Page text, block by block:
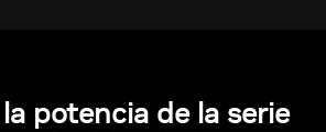
potencia de la serie